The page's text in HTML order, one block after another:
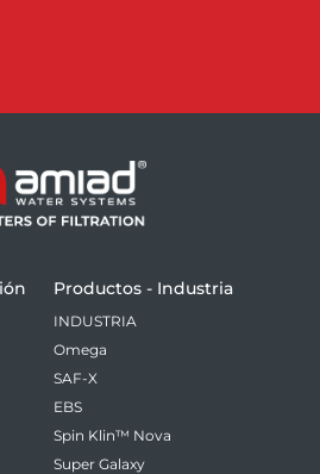
Productos - Industria
INDUSTRIA
Omega
SAF-X
EBS
Spin Klin™ Nova
Super Galaxy